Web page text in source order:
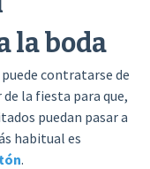
la boda
contratarse de
la fiesta para que,
puedan pasar a
habitual es
.